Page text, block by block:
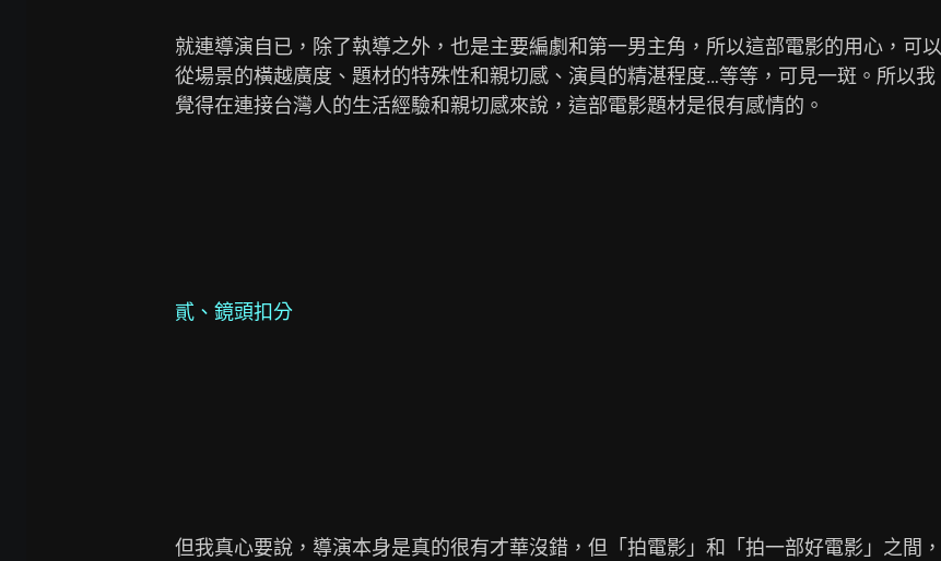
就連導演自已，除了執導之外，也是主要編劇和第一男主角，所以這部電影的用心，可以
從場景的橫越廣度、題材的特殊性和親切感、演員的精湛程度…等等，可見一斑。所以我
覺得在連接台灣人的生活經驗和親切感來說，這部電影題材是很有感情的。
貳、鏡頭扣分
但我真心要說，導演本身是真的很有才華沒錯，但「拍電影」和「拍一部好電影」之間，